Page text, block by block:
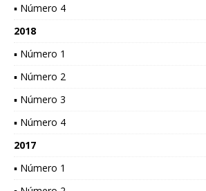
▪ Número 4
2018
▪ Número 1
▪ Número 2
▪ Número 3
▪ Número 4
2017
▪ Número 1